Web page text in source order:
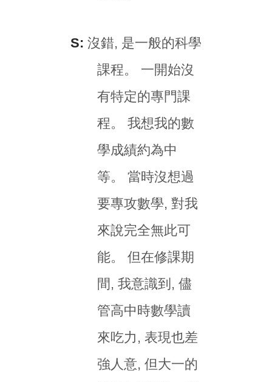
S: 沒錯, 是一般的科學
課程。 一開始沒
有特定的專門課
程。 我想我的數
學成績約為中
等。 當時沒想過
要專攻數學, 對我
來說完全無此可
能。 但在修課期
間, 我意識到, 儘
管高中時數學讀
來吃力, 表現也差
強人意, 但大一的